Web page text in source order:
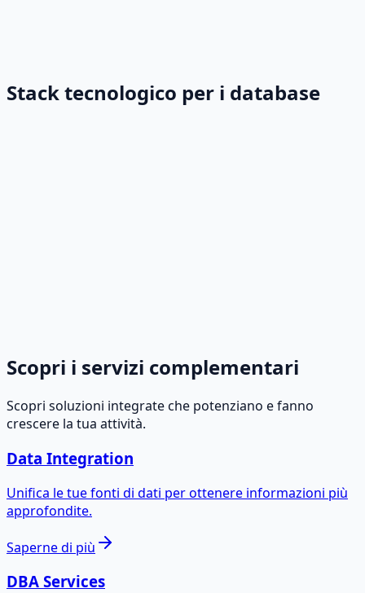
Stack tecnologico per i database
Scopri i servizi complementari
Scopri soluzioni integrate che potenziano e fanno
crescere la tua attività.
Data Integration
Unifica le tue fonti di dati per ottenere informazioni più
approfondite.
Saperne di più
DBA Services